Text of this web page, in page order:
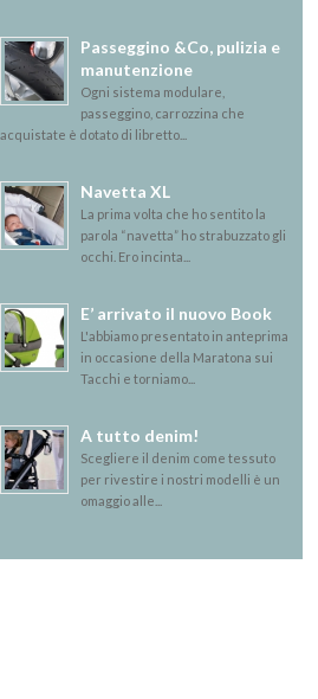
Passeggino &Co, pulizia e
manutenzione
Ogni sistema modulare,
passeggino, carrozzina che
acquistate è dotato di libretto...
Navetta XL
La prima volta che ho sentito la
parola “navetta” ho strabuzzato gli
occhi. Ero incinta...
E’ arrivato il nuovo Book
L'abbiamo presentato in anteprima
in occasione della Maratona sui
Tacchi e torniamo...
A tutto denim!
Scegliere il denim come tessuto
per rivestire i nostri modelli è un
omaggio alle...